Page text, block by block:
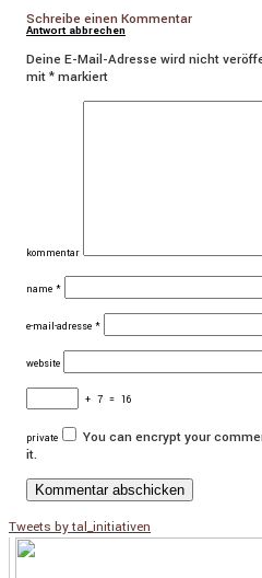
Schreibe einen Kommentar
Antwort abbrechen
Deine E-Mail-Adresse wird nicht
mit*markiert
kommentar
name *
e-mail-adresse *
website
+ 7 = 16
private
You can encrypt your
it.
Tweets by tal_initiativen